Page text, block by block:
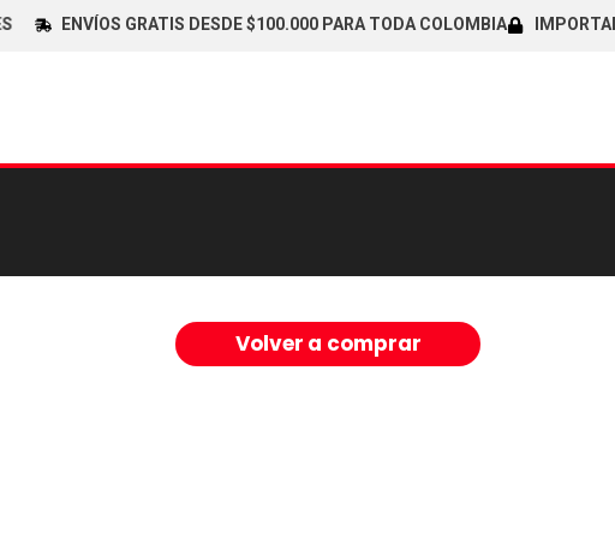
ENVÍOS GRATIS DESDE $100.000 PARA TODA COLOMBIA
Volver a comprar